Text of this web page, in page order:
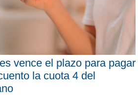
vence el plazo para pagar
la cuota 4 del